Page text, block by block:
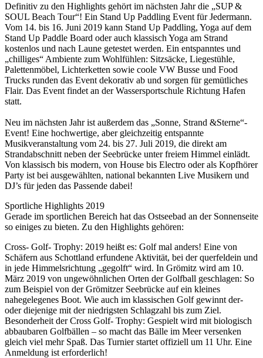
Definitiv zu den Highlights gehört im nächsten Jahr die „SUP &
SOUL Beach Tour“! Ein Stand Up Paddling Event für Jedermann.
Vom 14. bis 16. Juni 2019 kann Stand Up Paddling, Yoga auf dem
Stand Up Paddle Board oder auch klassisch Yoga am Strand
kostenlos und nach Laune getestet werden. Ein entspanntes und
„chilliges“ Ambiente zum Wohlfühlen: Sitzsäcke, Liegestühle,
Palettenmöbel, Lichterketten sowie coole VW Busse und Food
Trucks runden das Event dekorativ ab und sorgen für gemütliches
Flair. Das Event findet an der Wassersportschule Richtung Hafen
statt.
Neu im nächsten Jahr ist außerdem das „Sonne, Strand &Sterne“-
Event! Eine hochwertige, aber gleichzeitig entspannte
Musikveranstaltung vom 24. bis 27. Juli 2019, die direkt am
Strandabschnitt neben der Seebrücke unter freiem Himmel einlädt.
Von klassisch bis modern, von House bis Electro oder als Kopfhörer
Party ist bei ausgewählten, national bekannten Live Musikern und
DJ’s für jeden das Passende dabei!
Sportliche Highlights 2019
Gerade im sportlichen Bereich hat das Ostseebad an der Sonnenseite
so einiges zu bieten. Zu den Highlights gehören:
Cross- Golf- Trophy: 2019 heißt es: Golf mal anders! Eine von
Schäfern aus Schottland erfundene Aktivität, bei der querfeldein und
in jede Himmelsrichtung „gegolft“ wird. In Grömitz wird am 10.
März 2019 von ungewöhnlichen Orten der Golfball geschlagen: So
zum Beispiel von der Grömitzer Seebrücke auf ein kleines
nahegelegenes Boot. Wie auch im klassischen Golf gewinnt der-
oder diejenige mit der niedrigsten Schlagzahl bis zum Ziel.
Besonderheit der Cross Golf- Trophy: Gespielt wird mit biologisch
abbaubaren Golfbällen – so macht das Bälle im Meer versenken
gleich viel mehr Spaß. Das Turnier startet offiziell um 11 Uhr. Eine
Anmeldung ist erforderlich!